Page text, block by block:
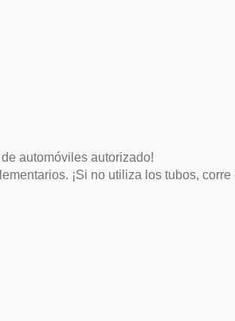
automóviles autorizado!
¡Si no utiliza los tubos, corre